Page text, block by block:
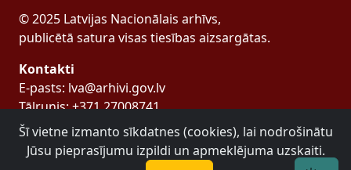
© 2025 Latvijas Nacionālais arhīvs,
publicētā satura visas tiesības aizsargātas.
Kontakti
E-pasts: lva@arhivi.gov.lv
Tālrunis: +371 27008741
Bezdelīgu 1A, Rīga
Latvijas Valsts arhīvs
Šī vietne izmanto sīkdatnes (cookies), lai nodrošinātu
Jūsu pieprasījumu izpildi un apmeklējuma uzskaiti.